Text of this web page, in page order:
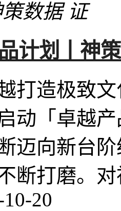
数据
计划丨神
打造极致
动「卓越
迈向新台
断打磨。
20